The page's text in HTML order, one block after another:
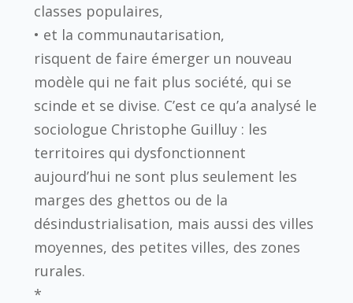
classes populaires,
• et la communautarisation,
risquent de faire émerger un nouveau
modèle qui ne fait plus société, qui se
scinde et se divise. C’est ce qu’a analysé le
sociologue Christophe Guilluy : les
territoires qui dysfonctionnent
aujourd’hui ne sont plus seulement les
marges des ghettos ou de la
désindustrialisation, mais aussi des villes
moyennes, des petites villes, des zones
rurales.
*